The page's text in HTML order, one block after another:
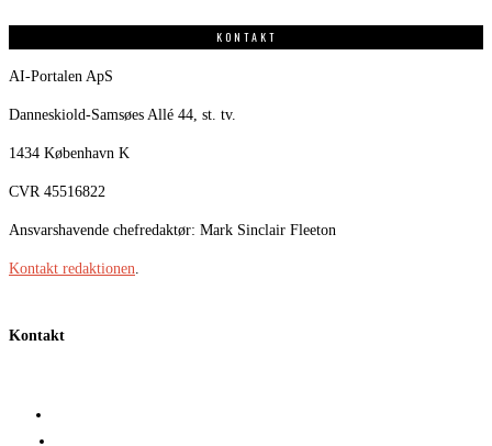
KONTAKT
AI-Portalen ApS
Danneskiold-Samsøes Allé 44, st. tv.
1434 København K
CVR 45516822
Ansvarshavende chefredaktør: Mark Sinclair Fleeton
Kontakt redaktionen
Kontakt